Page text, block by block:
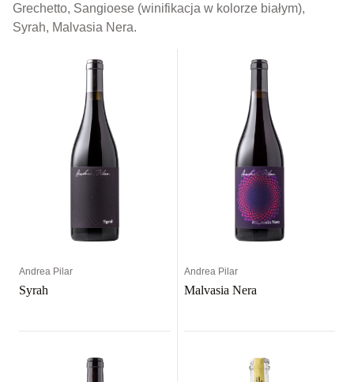
Grechetto, Sangioese (winifikacja w kolorze białym),
Syrah, Malvasia Nera.
Andrea Pilar
Syrah
Andrea Pilar
Malvasia Nera